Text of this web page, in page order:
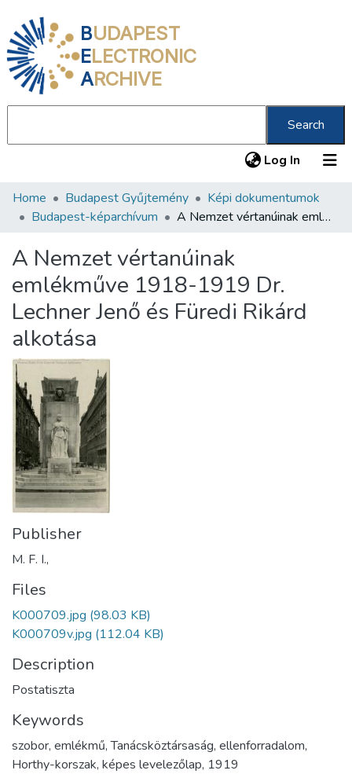
BUDAPEST
ELECTRONIC
ARCHIVE
Search
Log In (current)
Communities & Collections
Statistics
About us
Home Budapest Gyűjtemény
Képi dokumentumok
Budapest-képarchívum
A Nemzet vértanúinak emlékműve 1918-1919 Dr. Lechner Jenő és Füredi Rikárd alkotása
A Nemzet vértanúinak
emlékműve 1918-1919 Dr.
Lechner Jenő és Füredi Rikárd
alkotása
Publisher
M. F. I.,
Files
K000709.jpg (98.03 KB)
K000709v.jpg (112.04 KB)
Description
Postatiszta
Keywords
szobor, emlékmű,Tanácsköztársaság, ellenforradalom,
Horthy-korszak, képes levelezőlap, 1919